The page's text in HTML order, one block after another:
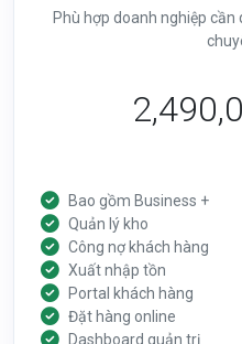
Phù hợp doanh nghiệp cần
Bao gồm Business +
Quản lý kho
Công nợ khách hàng
Xuất nhập tồn
Portal khách hàng
Đặt hàng online
Dashboard quản trị